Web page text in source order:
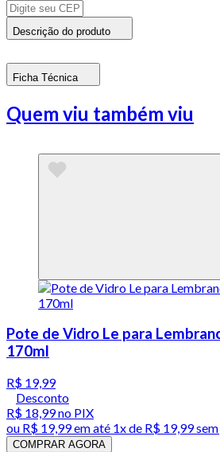
Descrição do produto
Ficha Técnica
Quem viu também viu
Pote de Vidro Le para
170ml
R$ 19,99
Desconto
R$ 18,99no PIX
ou R$ 19,99em até 1x de R$ 19,99sem
COMPRAR AGORA